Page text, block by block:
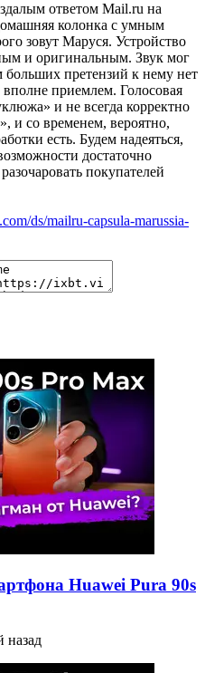
ответом Mail.ru на
колонка с умным
зовут Маруся. Устройство
и оригинальным. Звук мог
претензий к нему нет
приемлем. Голосовая
и не всегда корректно
и со временем, вероятно,
есть. Будем надеяться,
достаточно
покупателей
ds/mailru-capsula-marussia-
Huawei Pura 90s
назад